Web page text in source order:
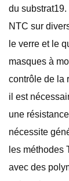
du
NTC sur
le verre et le
masques à
contrôle de la
il est
une
nécessite
les méthodes
avec des